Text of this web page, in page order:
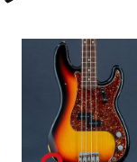
エフェクター
ウクレレ